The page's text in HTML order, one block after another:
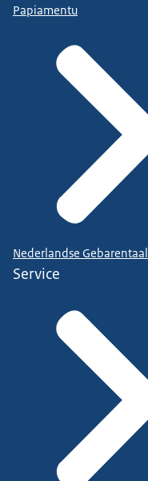
Papiamentu
Nederlandse Gebarentaal
Service